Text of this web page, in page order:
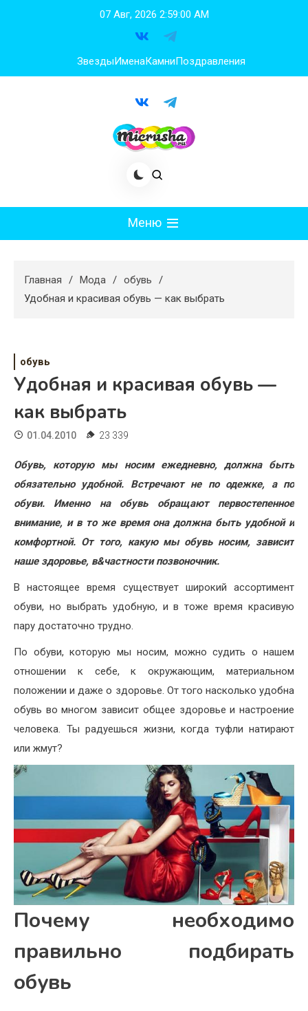
07 Авг, 2026 2:59:00 AM
ЗвездыИменаКамниПоздравления
Меню
Худеем
Свадьба
Жизнь
Хобби
Красота
Недвижимость
Главная Мода
обувь
Удобная и красивая обувь — как выбрать
обувь
Удобная и красивая обувь —
как выбрать
01.04.2010 23 339
Обувь, которую мы носим ежедневно, должна быть
обязательно удобной. Встречают не по одежке, а по
обуви. Именно на обувь обращают первостепенное
внимание, и в то же время она должна быть удобной и
комфортной. От того, какую мы обувь носим, зависит
наше здоровье, в&частности позвоночник.
В настоящее время существует широкий ассортимент
обуви, но выбрать удобную, и в тоже время красивую
пару достаточно трудно.
По обуви, которую мы носим, можно судить о нашем
отношении к себе, к окружающим, материальном
положении и даже о здоровье. От того насколько удобна
обувь во многом зависит общее здоровье и настроение
человека. Ты радуешься жизни, когда туфли натирают
или жмут?
Почему необходимо
правильно подбирать
обувь